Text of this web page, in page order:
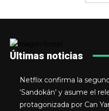
Últimas noticias
Netflix confirma la
‘Sandokán’ y asume el
protagonizada por Can